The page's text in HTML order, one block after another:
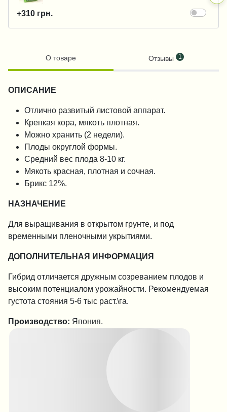
+310 грн.
О товаре Отзывы 1
ОПИСАНИЕ
Отлично развитый листовой аппарат.
Крепкая кора, мякоть плотная.
Можно хранить (2 недели).
Плоды округлой формы.
Средний вес плода 8-10 кг.
Мякоть красная, плотная и сочная.
Брикс 12%.
НАЗНАЧЕНИЕ
Для выращивания в открытом грунте, и под
временными пленочными укрытиями.
ДОПОЛНИТЕЛЬНАЯ ИНФОРМАЦИЯ
Гибрид отличается дружным созреванием плодов и
высоким потенциалом урожайности. Рекомендуемая
густота стояния 5-6 тыс раст.\га.
Производство: Япония.